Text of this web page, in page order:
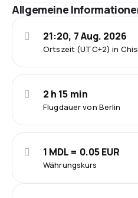
Allgemeine
Ortszeit (UTC+2) in
21:20, 7 Aug. 2026
Flugdauer von Berlin
2 h 15 min
Währungskurs
1 MDL = 0.05 EUR